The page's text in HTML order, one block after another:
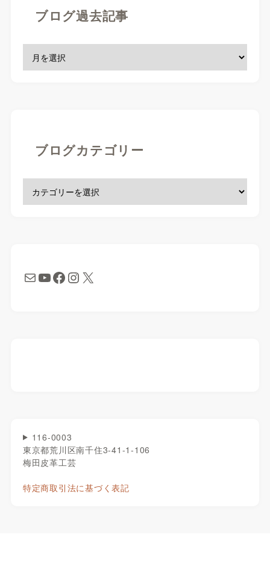
ブログ過去記事
ブログカテゴリー
116-0003
東京都荒川区南千住3-41-1-106
梅田皮革工芸
特定商取引法に基づく表記